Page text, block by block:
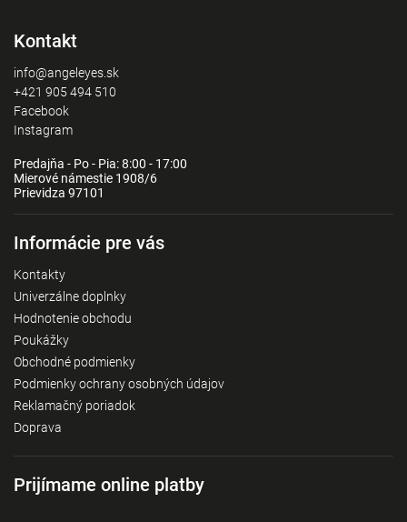
Kontakt
info@angeleyes.sk
+421 905 494 510
Facebook
Instagram
Predajňa - Po - Pia: 8:00 - 17:00
Mierové námestie 1908/6
Prievidza 97101
Informácie pre vás
Kontakty
Univerzálne doplnky
Hodnotenie obchodu
Poukážky
Obchodné podmienky
Podmienky ochrany osobných údajov
Reklamačný poriadok
Doprava
Prijímame online platby